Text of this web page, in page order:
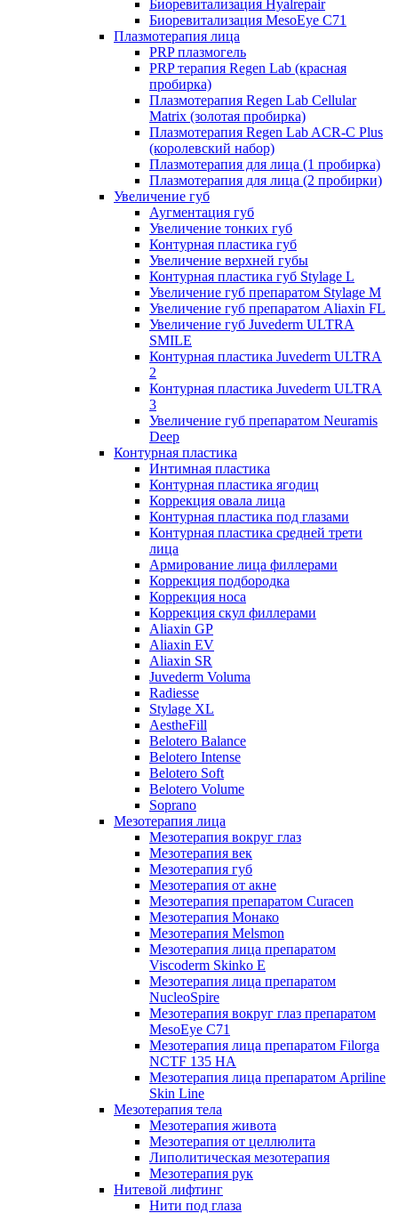
Биоревитализация Hyalrepair
Биоревитализация MesoEye C71
Плазмотерапия лица
PRP плазмогель
PRP терапия Regen Lab (красная
пробирка)
Плазмотерапия Regen Lab Cellular
Matrix (золотая пробирка)
Плазмотерапия Regen Lab ACR-C Plus
(королевский набор)
Плазмотерапия для лица (1 пробирка)
Плазмотерапия для лица (2 пробирки)
Увеличение губ
Аугментация губ
Увеличение тонких губ
Контурная пластика губ
Увеличение верхней губы
Контурная пластика губ Stylage L
Увеличение губ препаратом Stylage M
Увеличение губ препаратом Aliaxin FL
Увеличение губ Juvederm ULTRA
SMILE
Контурная пластика Juvederm ULTRA
2
Контурная пластика Juvederm ULTRA
3
Увеличение губ препаратом Neuramis
Deep
Контурная пластика
Интимная пластика
Контурная пластика ягодиц
Коррекция овала лица
Контурная пластика под глазами
Контурная пластика средней трети
лица
Армирование лица филлерами
Коррекция подбородка
Коррекция носа
Коррекция скул филлерами
Aliaxin GP
Aliaxin EV
Aliaxin SR
Juvederm Voluma
Radiesse
Stylage XL
AestheFill
Belotero Balance
Belotero Intense
Belotero Soft
Belotero Volume
Soprano
Мезотерапия лица
Мезотерапия вокруг глаз
Мезотерапия век
Мезотерапия губ
Мезотерапия от акне
Мезотерапия препаратом Curacen
Мезотерапия Монако
Мезотерапия Melsmon
Мезотерапия лица препаратом
Viscoderm Skinko E
Мезотерапия лица препаратом
NucleoSpire
Мезотерапия вокруг глаз препаратом
MesoEye С71
Мезотерапия лица препаратом Filorga
NCTF 135 HA
Мезотерапия лица препаратом Apriline
Skin Line
Мезотерапия тела
Мезотерапия живота
Мезотерапия от целлюлита
Липолитическая мезотерапия
Мезотерапия рук
Нитевой лифтинг
Нити под глаза